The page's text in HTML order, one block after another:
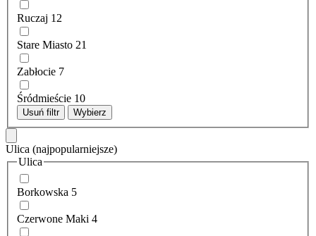
Ruczaj 12
Stare Miasto 21
Zabłocie 7
Śródmieście 10
Usuń filtr Wybierz
Ulica (najpopularniejsze)
Ulica
Borkowska 5
Czerwone Maki 4